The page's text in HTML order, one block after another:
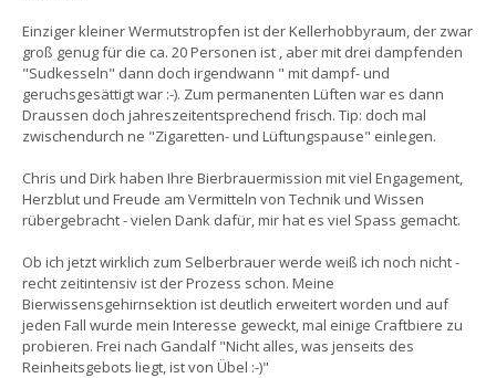
Einziger kleiner Wermutstropfen ist der Kellerhobbyraum, der zwar
groß genug für die ca. 20 Personen ist , aber mit drei dampfenden
"Sudkesseln" dann doch irgendwann " mit dampf- und
geruchsgesättigt war :-). Zum permanenten Lüften war es dann
Draussen doch jahreszeitentsprechend frisch. Tip: doch mal
zwischendurch ne "Zigaretten- und Lüftungspause" einlegen.
Chris und Dirk haben Ihre Bierbrauermission mit viel Engagement,
Herzblut und Freude am Vermitteln von Technik und Wissen
rübergebracht - vielen Dank dafür, mir hat es viel Spass gemacht.
Ob ich jetzt wirklich zum Selberbrauer werde weiß ich noch nicht -
recht zeitintensiv ist der Prozess schon. Meine
Bierwissensgehirnsektion ist deutlich erweitert worden und auf
jeden Fall wurde mein Interesse geweckt, mal einige Craftbiere zu
probieren. Frei nach Gandalf "Nicht alles, was jenseits des
Reinheitsgebots liegt, ist von Übel :-)"